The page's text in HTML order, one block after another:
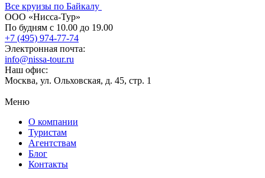
Все круизы по Байкалу
ООО «Нисса-Тур»
По будням с 10.00 до 19.00
+7 (495) 974-77-74
Электронная почта:
info@nissa-tour.ru
Наш офис:
Москва, ул. Ольховская, д. 45, стр. 1
Меню
О компании
Туристам
Агентствам
Блог
Контакты